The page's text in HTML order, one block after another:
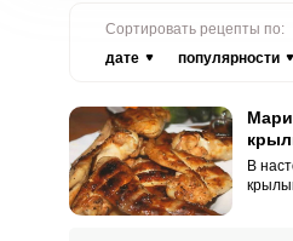
Сортировать рецепты по:
дате
популярности
В